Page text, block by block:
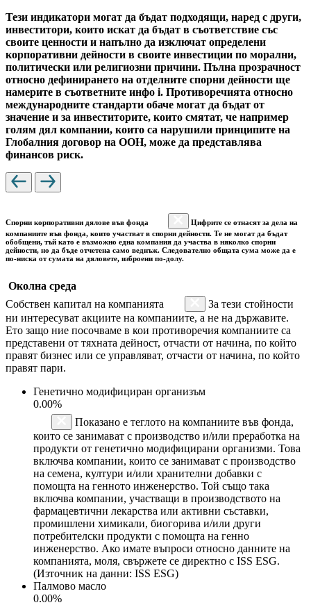
Тези индикатори могат да бъдат подходящи, наред с други,
инвеститори, които искат да бъдат в съответствие със
своите ценности и напълно да изключат определени
корпоративни дейности в своите инвестиции по морални,
политически или религиозни причини. Пълна прозрачност
относно дефинирането на отделните спорни дейности ще
намерите в съответните инфо i. Противоречията относно
международните стандарти обаче могат да бъдат от
значение и за инвеститорите, които смятат, че например
голям дял компании, които са нарушили принципите на
Глобалния договор на ООН, може да представлява
финансов риск.
Спорни корпоративни дялове във фонда
Цифрите се отнасят за дела на
компаниите във фонда, които участват в спорни дейности. Те не могат да бъдат
обобщени, тъй като е възможно една компания да участва в няколко спорни
дейности, но да бъде отчетена само веднъж. Следователно общата сума може да е
по-ниска от сумата на дяловете, изброени по-долу.
Околна среда
Собствен капитал на компанията
За тези стойности
ни интересуват акциите на компаниите, а не на държавите.
Ето защо ние посочваме в кои противоречия компаниите са
представени от тяхната дейност, отчасти от начина, по който
правят бизнес или се управляват, отчасти от начина, по който
правят пари.
Генетично модифициран организъм
0.00%
Показано е теглото на компаниите във фонда,
които се занимават с производство и/или преработка на
продукти от генетично модифицирани организми. Това
включва компании, които се занимават с производство
на семена, култури и/или хранителни добавки с
помощта на генното инженерство. Той също така
включва компании, участващи в производството на
фармацевтични лекарства или активни съставки,
промишлени химикали, биогорива и/или други
потребителски продукти с помощта на генно
инженерство. Ако имате въпроси относно данните на
компанията, моля, свържете се директно с ISS ESG.
(Източник на данни: ISS ESG)
Палмово масло
0.00%